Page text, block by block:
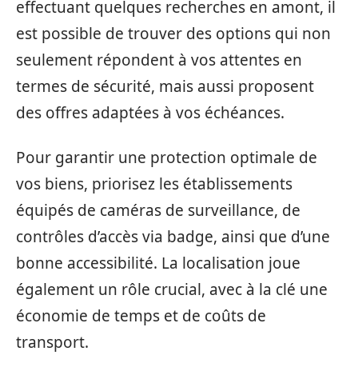
effectuant quelques recherches en amont, il
est possible de trouver des options qui non
seulement répondent à vos attentes en
termes de sécurité, mais aussi proposent
des offres adaptées à vos échéances.
Pour garantir une protection optimale de
vos biens, priorisez les établissements
équipés de caméras de surveillance, de
contrôles d’accès via badge, ainsi que d’une
bonne accessibilité. La localisation joue
également un rôle crucial, avec à la clé une
économie de temps et de coûts de
transport.